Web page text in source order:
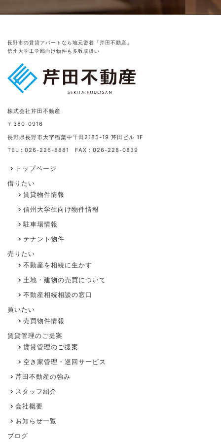
長野市の賃貸アパートなら地元密着「芹田不動産」
信州大学工学部向け物件も多数取扱い
株式会社芹田不動産
〒380-0916
長野県長野市大字稲葉中千田2185-19 芹田ビル 1F
TEL：026-226-8881 FAX：026-228-0839
トップページ
借りたい
賃貸物件情報
信州大学生向け物件情報
駐車場情報
テナント物件
売りたい
不動産を相続に生かす
土地・建物の売買について
不動産相続相談の窓口
買いたい
売買物件情報
賃貸管理のご提案
賃貸管理のご提案
空き家管理・巡回サービス
芹田不動産の強み
スタッフ紹介
会社概要
お知らせ一覧
ブログ